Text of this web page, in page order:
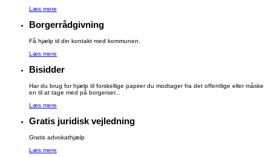
Læs mere
Borgerrådgivning
Få hjælp til din kontakt med kommunen.
Læs mere
Bisidder
Har du brug for hjælp til forskellige papirer du modtager fra det offentlige eller måske
en til at tage med på borgerser...
Læs mere
Gratis juridisk vejledning
Gratis advokathjælp
Læs mere